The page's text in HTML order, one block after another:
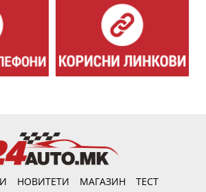
НОВИТЕТИ МАГАЗИН
ТЕСТ